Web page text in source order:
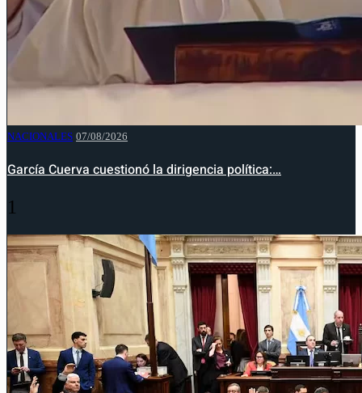
NACIONALES 07/08/2026
García Cuerva cuestionó la dirigencia política:…
1